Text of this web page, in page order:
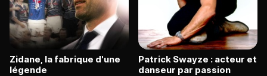
Zidane, la fabrique d'une
légende
Patrick Swayze : acteur et
danseur par passion